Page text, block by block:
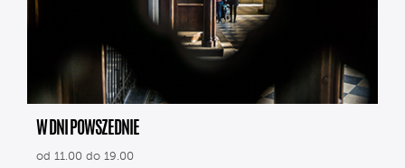
W DNI POWSZEDNIE
od 11.00 do 19.00